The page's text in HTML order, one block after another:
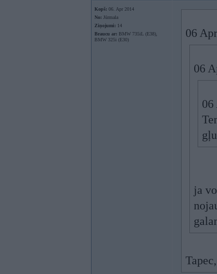
Kopš: 06. Apr 2014
No: Jūrmala
Ziņojumi: 14
Braucu ar: BMW 735iL (E38),
BMW 325i (E30)
06
06
06
ja